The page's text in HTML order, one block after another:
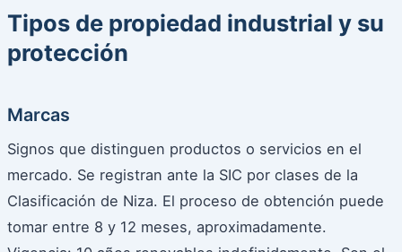
Tipos de propiedad industrial y su
protección
Marcas
Signos que distinguen productos o servicios en el
mercado. Se registran ante la SIC por clases de la
Clasificación de Niza. El proceso de obtención puede
tomar entre 8 y 12 meses, aproximadamente.